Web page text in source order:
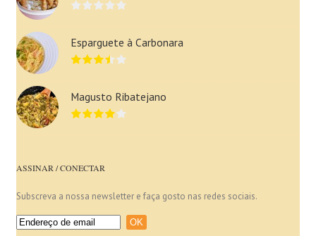
Esparguete à Carbonara
Magusto Ribatejano
ASSINAR / CONECTAR
Subscreva a nossa newsletter e faça gosto nas redes sociais.